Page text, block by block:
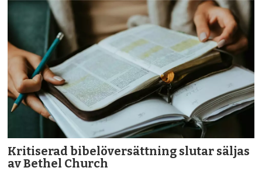
Kritiserad bibelöversättning slutar säljas
av Bethel Church